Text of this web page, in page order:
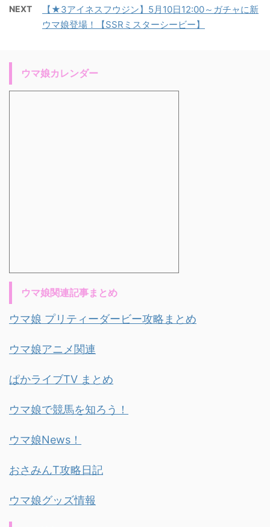
NEXT
【★3アイネスフウジン】5月10日12:00～ガチャに新
ウマ娘登場！【SSRミスターシービー】
ウマ娘カレンダー
ウマ娘関連記事まとめ
ウマ娘 プリティーダービー攻略まとめ
ウマ娘アニメ関連
ぱかライブTV まとめ
ウマ娘で競馬を知ろう！
ウマ娘News！
おさみんT攻略日記
ウマ娘グッズ情報